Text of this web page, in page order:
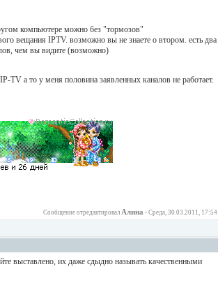
компьютере можно без "тормозов"
вещания IPTV. возможно вы не знаете о втором. есть два
чем вы видите (возможно)
TV а то у меня половина заявленных каналов не работает.
Сообщение отредактировал Алина - Среда, 30.03.2011, 17:54
выставлено, их даже сдыдно называть качественными